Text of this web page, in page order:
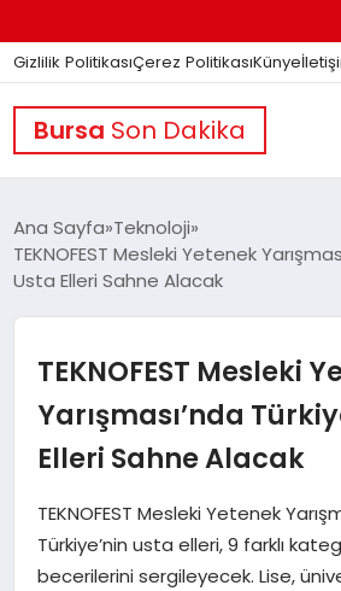
Gizlilik PolitikasıÇerez PolitikasıKünye
Bursa Son Dakika
GÜNDEM
DÜNYA
EĞITIM
EKONOMI
Ana Sayfa Teknoloji
TEKNOFEST Mesleki Yetenek
Usta Elleri Sahne Alacak
TEKNOFEST Mesleki
Yarışması’nda
Elleri Sahne Alacak
TEKNOFEST Mesleki Yetenek
Türkiye’nin usta elleri, 9 farklı
becerilerini sergileyecek. Lise,